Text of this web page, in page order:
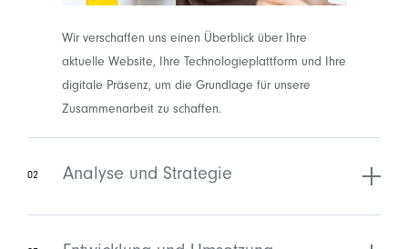
Wir verschaffen uns einen Überblick über Ihre
aktuelle Website, Ihre Technologieplattform und Ihre
digitale Präsenz, um die Grundlage für unsere
Zusammenarbeit zu schaffen.
02 Analyse und Strategie